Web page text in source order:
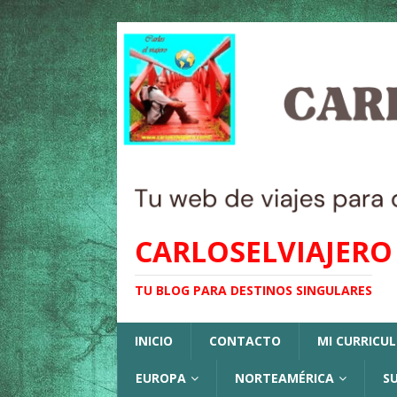
CARLOSELVIAJERO
TU BLOG PARA DESTINOS SINGULARES
INICIO CONTACTO MI
EUROPA NORTEAMÉRICA